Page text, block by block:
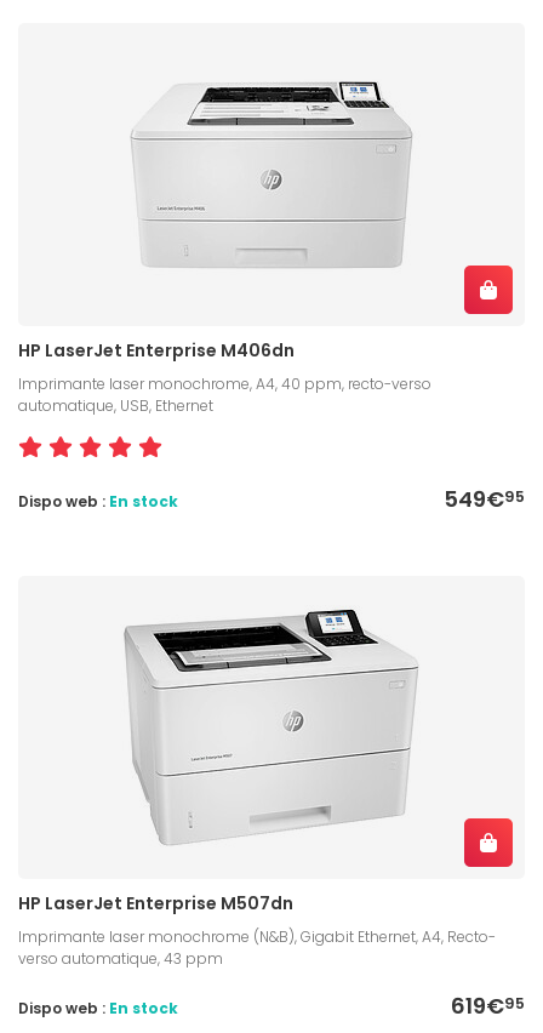
HP LaserJet Enterprise M406dn
Imprimante laser monochrome, A4, 40 ppm, recto-verso
automatique, USB, Ethernet
549€95
Dispo web : En stock
HP LaserJet Enterprise M507dn
Imprimante laser monochrome (N&B), Gigabit Ethernet, A4, Recto-
verso automatique, 43 ppm
619€95
Dispo web : En stock